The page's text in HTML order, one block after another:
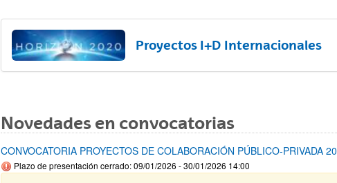
Proyectos I+D Internacionales
Novedades en convocatorias
CONVOCATORIA PROYECTOS DE COLABORACIÓN PÚBLICO-PRIVADA
Plazo de presentación cerrado: 09/01/2026 - 30/01/2026 14:00